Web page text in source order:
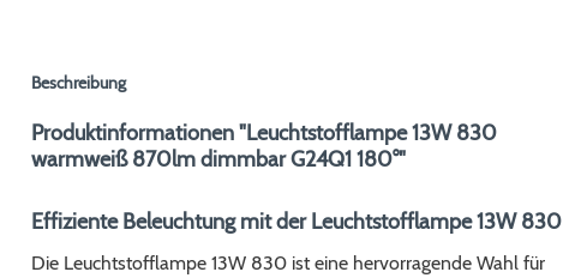
Beschreibung
Produktinformationen "Leuchtstofflampe 13W 830
warmweiß 870lm dimmbar G24Q1 180°"
Effiziente Beleuchtung mit der Leuchtstofflampe 13W 830
Die Leuchtstofflampe 13W 830 ist eine hervorragende Wahl für